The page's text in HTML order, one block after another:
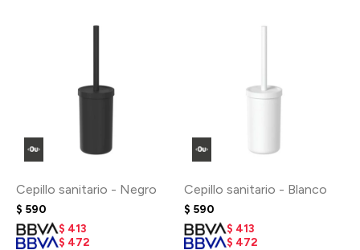
Cepillo sanitario - Negro
$ 590
$ 413
$ 472
Cepillo sanitario - Blanco
$ 590
$ 413
$ 472